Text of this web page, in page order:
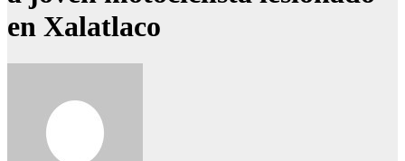
en Xalatlaco